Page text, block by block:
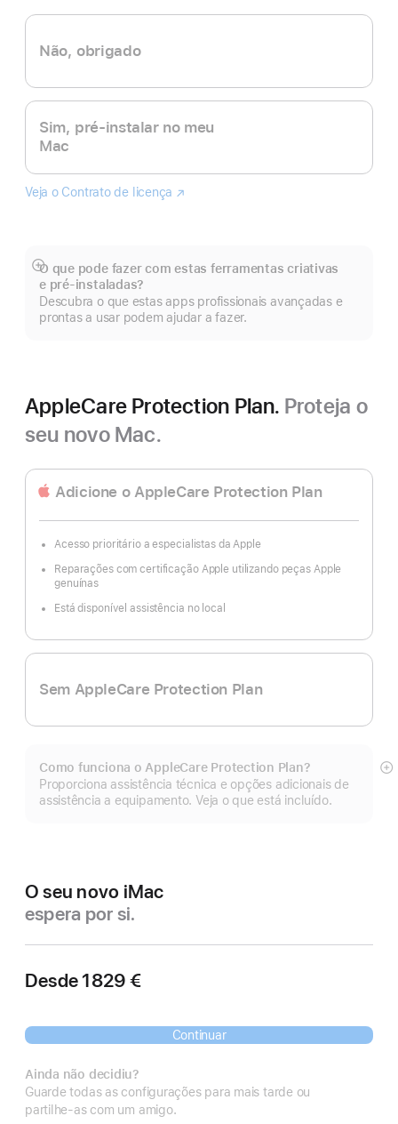
Não, obrigado
Sim, pré-instalar no meu
Mac
Veja o Contrato de licença Logic
(abre
O que pode fazer com estas ferramentas criativas
e pré‑instaladas?
Descubra o que estas apps profissionais avançadas e
prontas a usar podem ajudar a fazer.
Veja
mais
AppleCare Protection Plan. Proteja o
seu novo Mac.
Adicione o AppleCare Protection Plan
Acesso prioritário a especialistas da Apple
Reparações com certificação Apple utilizando peças Apple
genuínas
Está disponível assistência no local
Sem AppleCare Protection Plan
Como funciona o AppleCare Protection Plan?
Proporciona assistência técnica e opções adicionais de
assistência a equipamento. Veja o que está incluído.
O seu novo iMac
espera por si.
Desde 1829 €
Continuar
Ainda não decidiu?
Guarde todas as configurações para mais tarde ou
partilhe‑as com um amigo.